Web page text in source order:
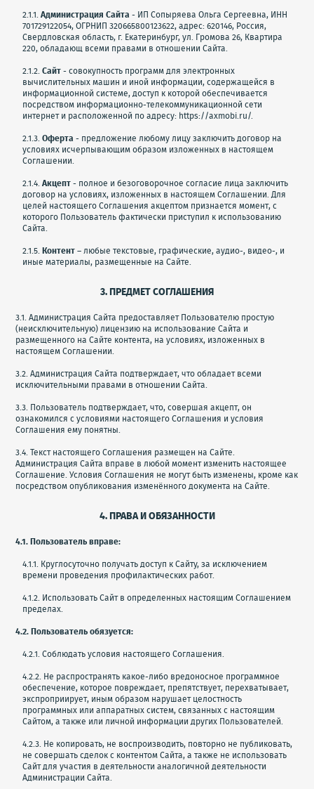
2.1.1.Администрация Сайта - ИП Сопыряева Ольга Сергеевна, ИНН
701729122054, ОГРНИП 320665800123622, адрес: 620146, Россия,
Свердловская область, г. Екатеринбург, ул. Громова 26, Квартира
220, обладающ всеми правами в отношении Сайта.
2.1.2.Сайт- совокупность программ для электронных
вычислительных машин и иной информации, содержащейся в
информационной системе, доступ к которой обеспечивается
посредством информационно-телекоммуникационной сети
интернет и расположенной по адресу: https://axmobi.ru/.
2.1.3.Оферта - предложение любому лицу заключить договор на
условиях исчерпывающим образом изложенных в настоящем
Соглашении.
2.1.4.Акцепт- полное и безоговорочное согласие лица заключить
договор на условиях, изложенных в настоящем Соглашении. Для
целей настоящего Соглашения акцептом признается момент, с
которого Пользователь фактически приступил к использованию
Сайта.
2.1.5.Контент– любые текстовые, графические, аудио-, видео-, и
иные материалы, размещенные на Сайте.
3. ПРЕДМЕТ СОГЛАШЕНИЯ
3.1. Администрация Сайта предоставляет Пользователю простую
(неисключительную) лицензию на использование Сайта и
размещенного на Сайте контента, на условиях, изложенных в
настоящем Соглашении.
3.2. Администрация Сайта подтверждает, что обладает всеми
исключительными правами в отношении Сайта.
3.3. Пользователь подтверждает, что, совершая акцепт, он
ознакомился с условиями настоящего Соглашения и условия
Соглашения ему понятны.
3.4. Текст настоящего Соглашения размещен на Сайте.
Администрация Сайта вправе в любой момент изменить настоящее
Соглашение. Условия Соглашения не могут быть изменены, кроме как
посредством опубликования изменённого документа на Сайте.
4. ПРАВА И ОБЯЗАННОСТИ
4.1. Пользователь вправе:
4.1.1. Круглосуточно получать доступ к Сайту, за исключением
времени проведения профилактических работ.
4.1.2. Использовать Сайт в определенных настоящим Соглашением
пределах.
4.2. Пользователь обязуется:
4.2.1. Соблюдать условия настоящего Соглашения.
4.2.2. Не распространять какое-либо вредоносное программное
обеспечение, которое повреждает, препятствует, перехватывает,
экспроприирует, иным образом нарушает целостность
программных или аппаратных систем, связанных с настоящим
Сайтом, а также или личной информации других Пользователей.
4.2.3. Не копировать, не воспроизводить, повторно не публиковать,
не совершать сделок с контентом Сайта, а также не использовать
Сайт для участия в деятельности аналогичной деятельности
Администрации Сайта.